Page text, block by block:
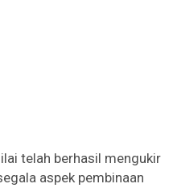
telah berhasil mengukir
aspek pembinaan